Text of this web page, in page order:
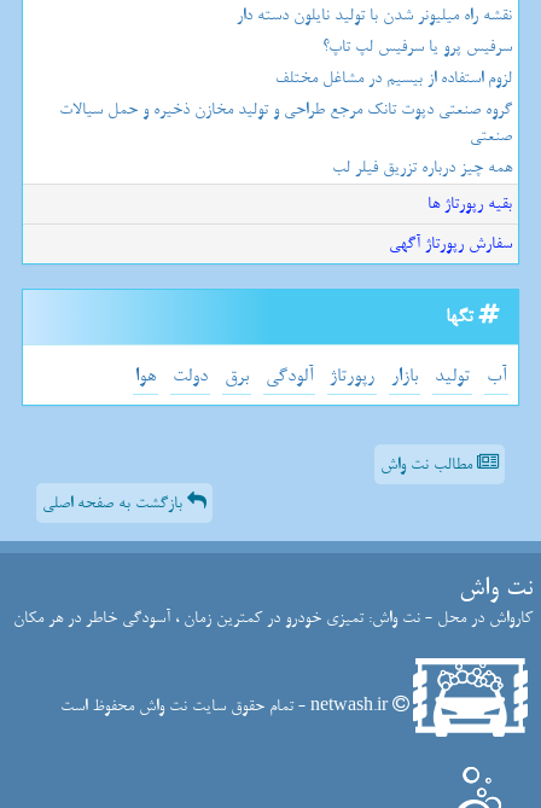
نقشه راه میلیونر شدن با تولید نایلون دسته دار
سرفیس پرو یا سرفیس لپ تاپ؟
لزوم استفاده از بیسیم در مشاغل مختلف
گروه صنعتی دپوت تانک مرجع طراحی و تولید مخازن ذخیره و حمل سیالات
صنعتی
همه چیز درباره تزریق فیلر لب
بقیه رپورتاژ ها
سفارش رپورتاژ آگهی
تگها
آب تولید بازار رپورتاژ آلودگی برق دولت هوا
مطالب نت واش
بازگشت به صفحه اصلی
نت واش
کارواش در محل - نت واش: تمیزی خودرو در کمترین زمان ، آسودگی خاطر در هر مکان
netwash.ir - تمام حقوق سایت نت واش محفوظ است